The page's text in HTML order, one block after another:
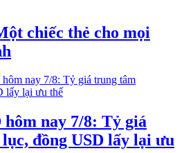
chiếc thẻ cho mọi
nay 7/8: Tỷ giá
đồng USD lấy lại ưu